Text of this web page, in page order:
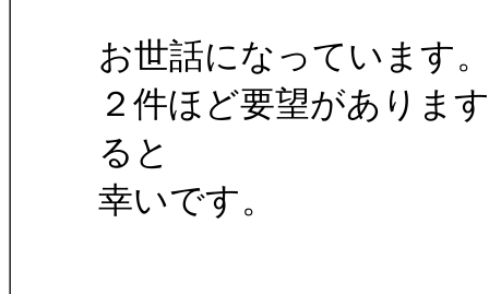
お世話になっています
２件ほど要望がありま
ると
幸いです。